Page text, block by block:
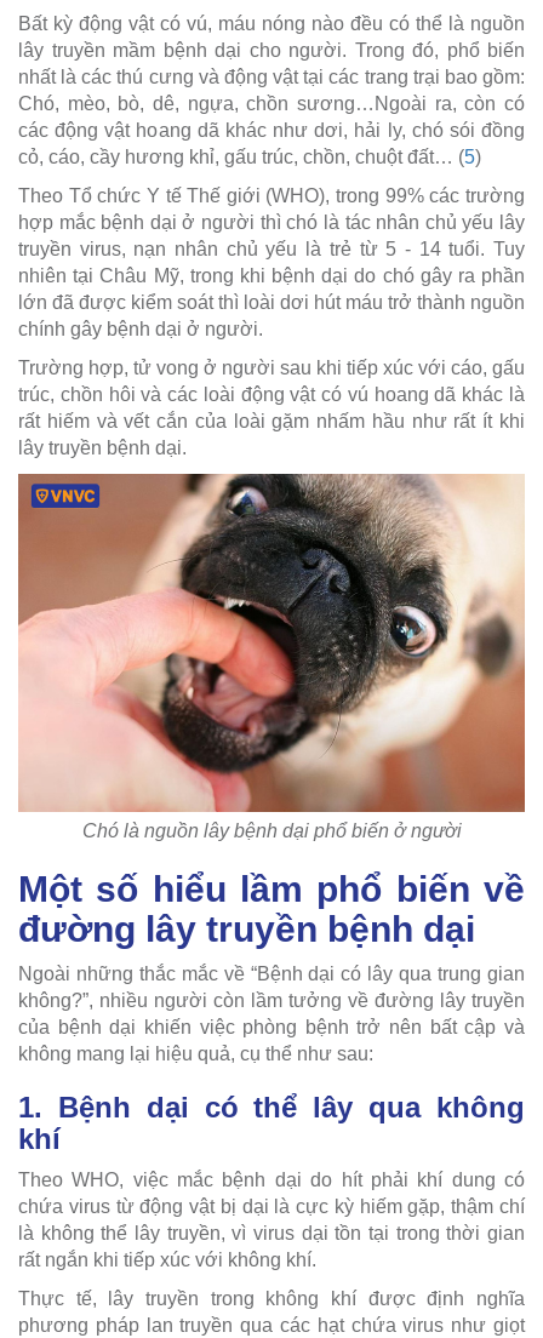
Bất kỳ động vật có vú, máu nóng nào đều có thể là nguồn
lây truyền mầm bệnh dại cho người. Trong đó, phổ biến
nhất là các thú cưng và động vật tại các trang trại bao gồm:
Chó, mèo, bò, dê, ngựa, chồn sương…Ngoài ra, còn có
các động vật hoang dã khác như dơi, hải ly, chó sói đồng
cỏ, cáo, cầy hương khỉ, gấu trúc, chồn, chuột đất… (5)
Theo Tổ chức Y tế Thế giới (WHO), trong 99% các trường
hợp mắc bệnh dại ở người thì chó là tác nhân chủ yếu lây
truyền virus, nạn nhân chủ yếu là trẻ từ 5 - 14 tuổi. Tuy
nhiên tại Châu Mỹ, trong khi bệnh dại do chó gây ra phần
lớn đã được kiểm soát thì loài dơi hút máu trở thành nguồn
chính gây bệnh dại ở người.
Trường hợp, tử vong ở người sau khi tiếp xúc với cáo, gấu
trúc, chồn hôi và các loài động vật có vú hoang dã khác là
rất hiếm và vết cắn của loài gặm nhấm hầu như rất ít khi
lây truyền bệnh dại.
Chó là nguồn lây bệnh dại phổ biến ở người
Một số hiểu lầm phổ biến về
đường lây truyền bệnh dại
Ngoài những thắc mắc về “Bệnh dại có lây qua trung gian
không?”, nhiều người còn lầm tưởng về đường lây truyền
của bệnh dại khiến việc phòng bệnh trở nên bất cập và
không mang lại hiệu quả, cụ thể như sau:
1. Bệnh dại có thể lây qua không
khí
Theo WHO, việc mắc bệnh dại do hít phải khí dung có
chứa virus từ động vật bị dại là cực kỳ hiếm gặp, thậm chí
là không thể lây truyền, vì virus dại tồn tại trong thời gian
rất ngắn khi tiếp xúc với không khí.
Thực tế, lây truyền trong không khí được định nghĩa
phương pháp lan truyền qua các hạt chứa virus như giọt